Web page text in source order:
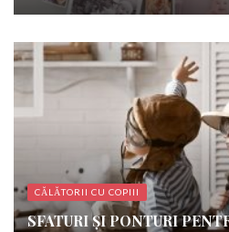
CĂLĂTORII CU COPIII
SFATURI ȘI PONTURI